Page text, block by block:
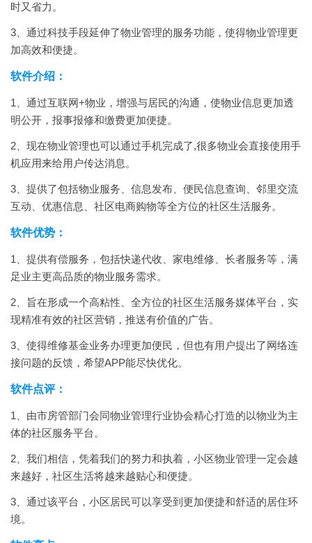
时又省力。
3、通过科技手段延伸了物业管理的服务功能，使得物业管理更
加高效和便捷。
软件介绍：
1、通过互联网+物业，增强与居民的沟通，使物业信息更加透
明公开，报事报修和缴费更加便捷。
2、现在物业管理也可以通过手机完成了,很多物业会直接使用手
机应用来给用户传达消息。
3、提供了包括物业服务、信息发布、便民信息查询、邻里交流
互动、优惠信息、社区电商购物等全方位的社区生活服务。
软件优势：
1、提供有偿服务，包括快递代收、家电维修、长者服务等，满
足业主更高品质的物业服务需求。
2、旨在形成一个高粘性、全方位的社区生活服务媒体平台，实
现精准有效的社区营销，推送有价值的广告。
3、使得维修基金业务办理更加便民，但也有用户提出了网络连
接问题的反馈，希望APP能尽快优化。
软件点评：
1、由市房管部门会同物业管理行业协会精心打造的以物业为主
体的社区服务平台。
2、我们相信，凭着我们的努力和执着，小区物业管理一定会越
来越好，社区生活将越来越贴心和便捷。
3、通过该平台，小区居民可以享受到更加便捷和舒适的居住环
境。